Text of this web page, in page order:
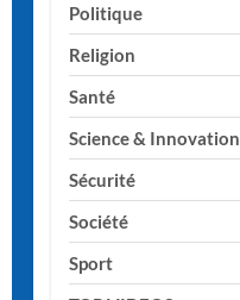
Politique
Religion
Santé
Science & Innovation
Sécurité
Société
Sport